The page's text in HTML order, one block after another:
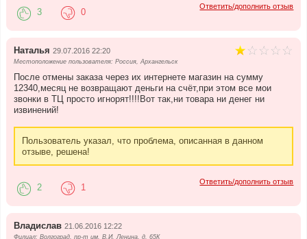
Ответить/дополнить отзыв
3 0
Наталья 29.07.2016 22:20
Местоположение пользователя: Россия, Архангельск
После отмены заказа через их интернете магазин на сумму
12340,месяц не возвращают деньги на счёт,при этом все мои
звонки в ТЦ просто игнорят!!!!Вот так,ни товара ни денег ни
извинений!
Пользователь указал, что проблема, описанная в данном
отзыве, решена!
Ответить/дополнить отзыв
2 1
Владислав 21.06.2016 12:22
Филиал: Волгоград, пр-т им. В.И. Ленина, д. 65К